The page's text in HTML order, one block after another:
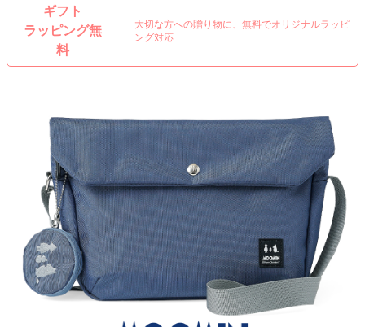
ギフト
ラッピング無
料
大切な方への贈り物に、無料でオリジナルラッピ
ング対応